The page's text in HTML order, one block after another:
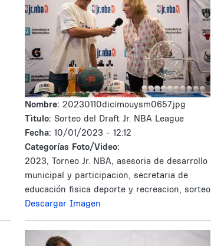
Nombre: 20230110dicimouysm0657.jpg
Tìtulo: Sorteo del Draft Jr. NBA League
Fecha: 10/01/2023 - 12:12
Categorías Foto/Video:
2023, Torneo Jr. NBA, asesoria de desarrollo
municipal y participacion, secretaria de
educación fisica deporte y recreacion, sorteo
Descargar Imagen